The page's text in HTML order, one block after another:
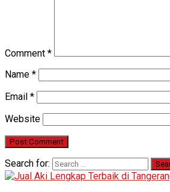
Comment *
Name *
Email *
Website
Search for: